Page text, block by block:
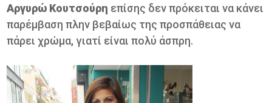
Αργυρώ Κουτσούρη επίσης δεν πρόκειται να κάνει
παρέμβαση πλην βεβαίως της προσπάθειας να
πάρει χρώμα, γιατί είναι πολύ άσπρη.